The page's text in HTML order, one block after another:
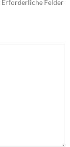
Erforderliche Felder